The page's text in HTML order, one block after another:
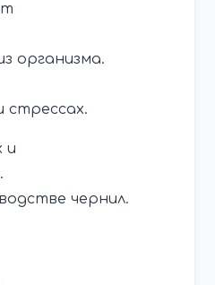
организма.
стрессах.
и
чернил.